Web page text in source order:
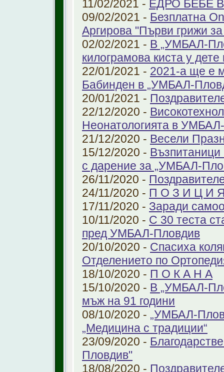
11/02/2021 - ЕДРО БЕБЕ
09/02/2021 - Безплатна
Аргирова "Първи грижи
02/02/2021 - В „УМБАЛ-
килограмова киста у дете
22/01/2021 - 2021-а ще е
Бабинден в „УМБАЛ-
20/01/2021 -
22/12/2020 -
Неонатологията в
21/12/2020 - Весели
15/12/2020 -
с дарение за „УМБАЛ-
26/11/2020 -
24/11/2020 - П О З И Ц И
17/11/2020 - Заради
10/11/2020 - С 30 теста
пред УМБАЛ-Пловдив
20/10/2020 - Спасиха
Отделението по
18/10/2020 - П О К А Н А
15/10/2020 - В „УМБАЛ-
мъж на 91 години
08/10/2020 - „УМБАЛ-
„Медицина с традиции“
23/09/2020 -
Пловдив"
18/08/2020 -